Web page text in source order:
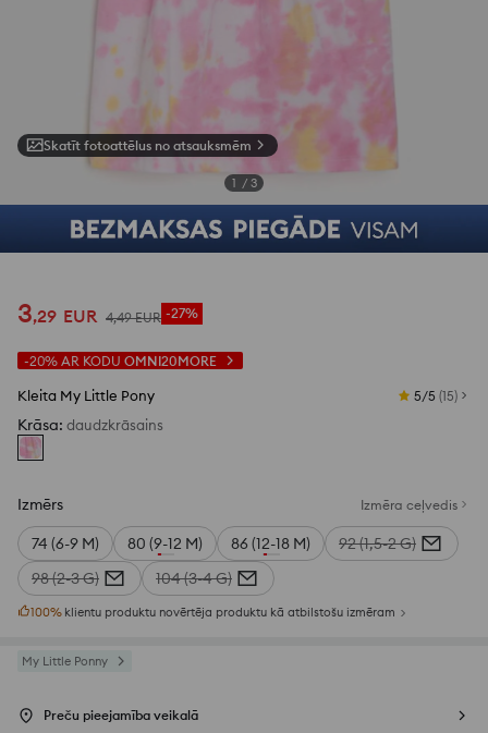
Skatīt fotoattēlus no atsauksmēm
1 / 3
3,29 EUR 4,49 EUR -27%
-20% AR KODU OMNI20MORE
Kleita My Little Pony 5/5 (15)
Krāsa: daudzkrāsains
Izmērs Izmēra ceļvedis
74 (6-9 M) 80 (9-12 M) 86 (12-18 M)
92 (1,5-2 G)
98 (2-3 G)
104 (3-4 G)
100% klientu produktu novērtēja produktu kā atbilstošu izmēram
My Little Ponny
Preču pieejamība veikalā